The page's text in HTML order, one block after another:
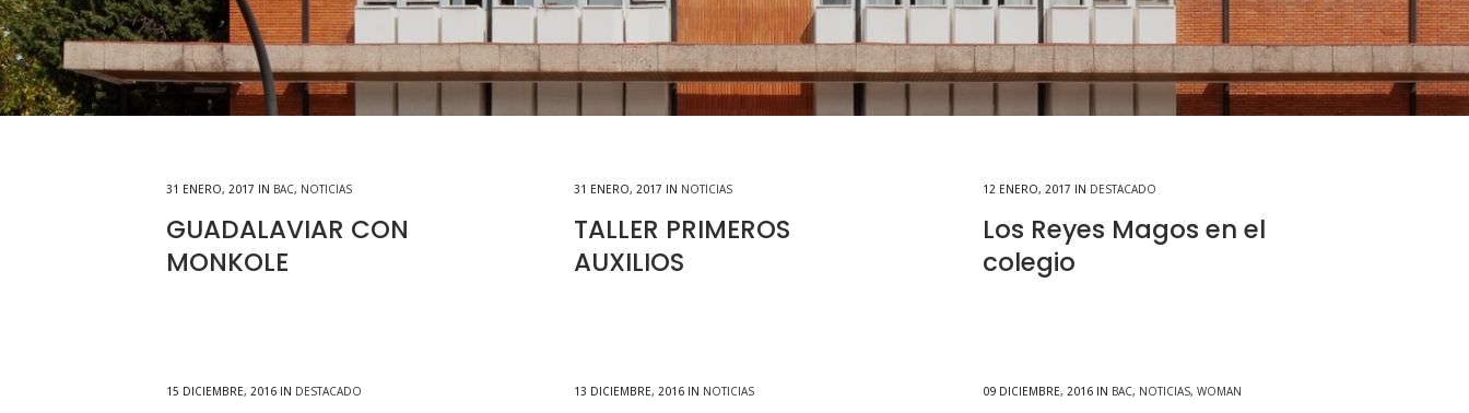
31 ENERO, 2017 IN BAC, NOTICIAS
GUADALAVIAR CON
MONKOLE
31 ENERO, 2017 IN NOTICIAS
TALLER PRIMEROS
AUXILIOS
12 ENERO, 2017 IN DESTACADO
Los Reyes Magos en el
colegio
15 DICIEMBRE, 2016 IN DESTACADO 13 DICIEMBRE, 2016 IN NOTICIAS 09 DICIEMBRE, 2016 IN BAC, NOTICIAS, WOMAN